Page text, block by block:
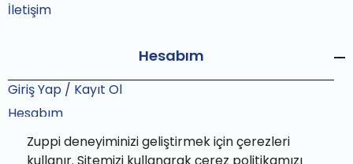
Zuppi deneyiminizi geliştirmek için çerezleri
İletişim
Hesabım
Giriş Yap / Kayıt Ol
Hesabım
Siparişlerim